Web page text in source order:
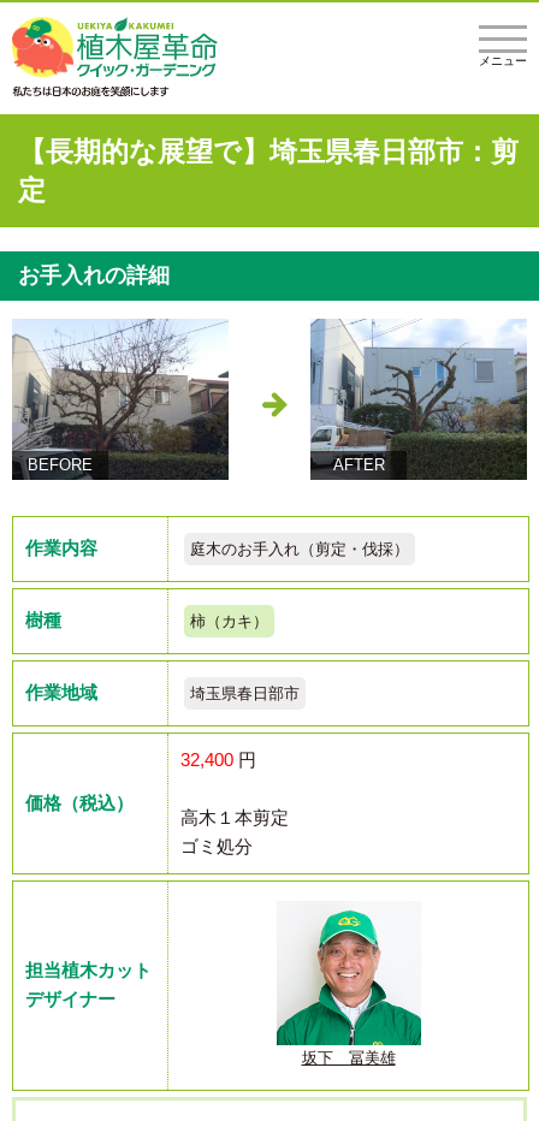
メニュー
【長期的な展望で】埼玉県春日部市：剪
定
お手入れの詳細
BEFORE AFTER
作業内容 庭木のお手入れ（剪定・伐採）
樹種 柿（カキ）
作業地域 埼玉県春日部市
価格（税込）
32,400 円
高木１本剪定
ゴミ処分
担当植木カット
デザイナー
坂下 冨美雄